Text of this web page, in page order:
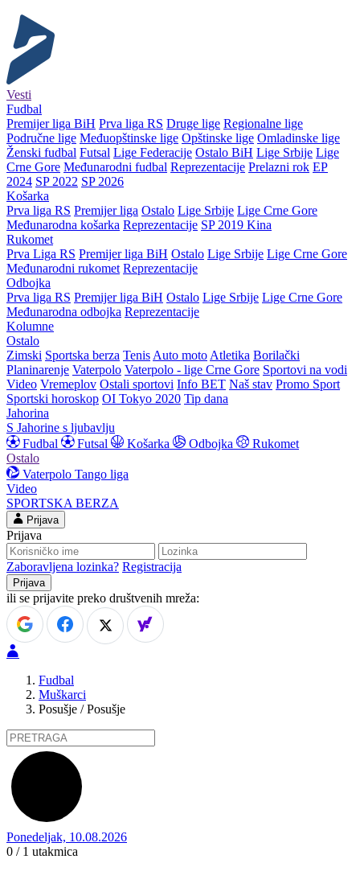
Vesti
Fudbal
Premijer liga BiH Prva liga RS Druge lige Regionalne lige
Područne lige Međuopštinske lige Opštinske lige Omladinske lige
Ženski fudbal Futsal Lige Federacije Ostalo BiH Lige Srbije Lige
Crne Gore Međunarodni fudbal Reprezentacije Prelazni rok EP
2024 SP 2022 SP 2026
Košarka
Prva liga RS Premijer liga Ostalo Lige Srbije Lige Crne Gore
Međunarodna košarka Reprezentacije SP 2019 Kina
Rukomet
Prva Liga RS Premijer liga BiH Ostalo Lige Srbije Lige Crne Gore
Međunarodni rukomet Reprezentacije
Odbojka
Prva liga RS Premijer liga BiH Ostalo Lige Srbije Lige Crne Gore
Međunarodna odbojka Reprezentacije
Kolumne
Ostalo
Zimski Sportska berza Tenis Auto moto Atletika Borilački
Planinarenje Vaterpolo Vaterpolo - lige Crne Gore Sportovi na vodi
Video Vremeplov Ostali sportovi Info BET Naš stav Promo Sport
Sportski horoskop OI Tokyo 2020 Tip dana
Jahorina
S Jahorine s ljubavlju
Fudbal
Futsal Košarka Odbojka
Rukomet
Ostalo
Vaterpolo Tango liga
Video
SPORTSKA BERZA
Prijava
Prijava
Zaboravljena lozinka? Registracija
ili se prijavite preko društvenih mreža:
Fudbal
Muškarci
Posušje / Posušje
Ponedeljak, 10.08.2026
0 / 1 utakmica